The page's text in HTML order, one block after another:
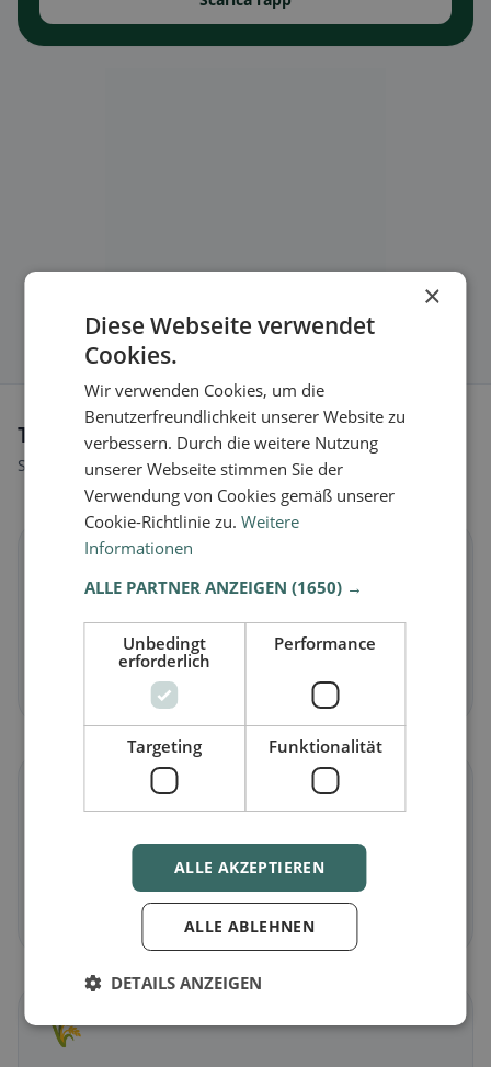
Tipi di alimentazione a Buseck
Scopri ristoranti adatti al tuo stile alimentare.
Veganoin Buseck
Piatti vegetali e cucina vegana
Vegetarianoin Buseck
Piatti senza carne e classici vegetariani
🌾
×
Diese Webseite verwendet
Cookies.
Wir verwenden Cookies, um die
Benutzerfreundlichkeit unserer Website zu
verbessern. Durch die weitere Nutzung
unserer Webseite stimmen Sie der
Verwendung von Cookies gemäß unserer
Cookie-Richtlinie zu.Weitere
Informationen
ALLE PARTNER ANZEIGEN(1650) →
Unbedingt
erforderlich
Performance
Targeting Funktionalität
ALLE AKZEPTIEREN
ALLE ABLEHNEN
DETAILS ANZEIGEN